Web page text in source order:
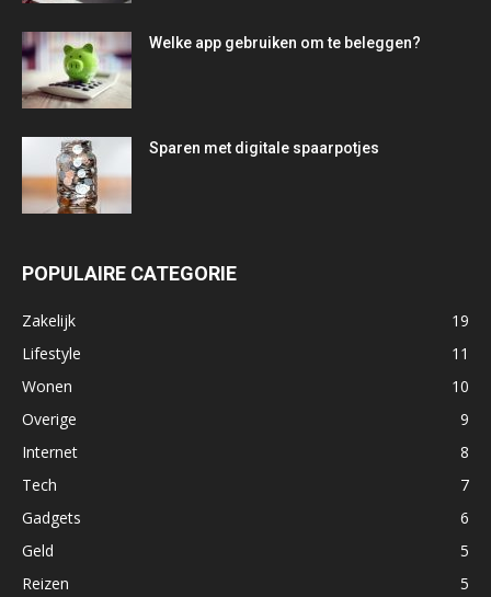
Welke app gebruiken om te beleggen?
Sparen met digitale spaarpotjes
POPULAIRE CATEGORIE
Zakelijk
19
Lifestyle
11
Wonen
10
Overige
9
Internet
8
Tech
7
Gadgets
6
Geld
5
Reizen
5